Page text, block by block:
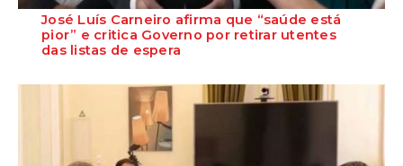
José Luís Carneiro afirma que “saúde está
pior” e critica Governo por retirar utentes
das listas de espera
Amadora, após uma reunião com o c...